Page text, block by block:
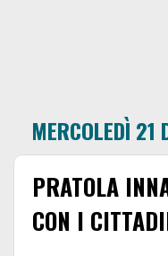
MERCOLEDÌ 21
PRATOLA
CON I